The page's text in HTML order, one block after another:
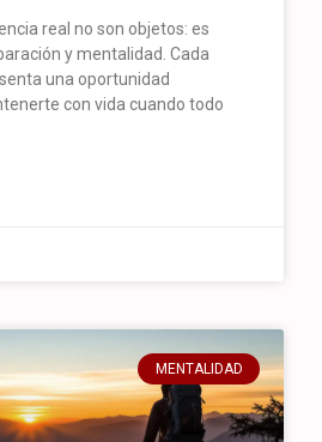
real no son objetos: es
y mentalidad. Cada
una oportunidad
con vida cuando todo
MENTALIDAD